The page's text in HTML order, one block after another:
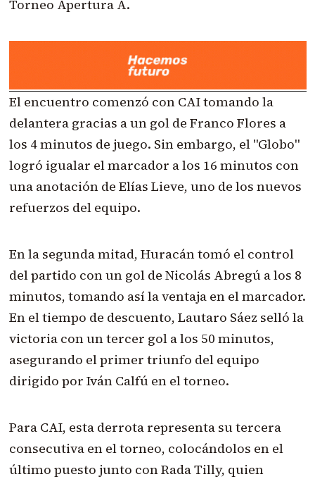
Torneo Apertura A.
El encuentro comenzó con CAI tomando la
delantera gracias a un gol de Franco Flores a
los 4 minutos de juego. Sin embargo, el "Globo"
logró igualar el marcador a los 16 minutos con
una anotación de Elías Lieve, uno de los nuevos
refuerzos del equipo.
En la segunda mitad, Huracán tomó el control
del partido con un gol de Nicolás Abregú a los 8
minutos, tomando así la ventaja en el marcador.
En el tiempo de descuento, Lautaro Sáez selló la
victoria con un tercer gol a los 50 minutos,
asegurando el primer triunfo del equipo
dirigido por Iván Calfú en el torneo.
Para CAI, esta derrota representa su tercera
consecutiva en el torneo, colocándolos en el
último puesto junto con Rada Tilly, quien